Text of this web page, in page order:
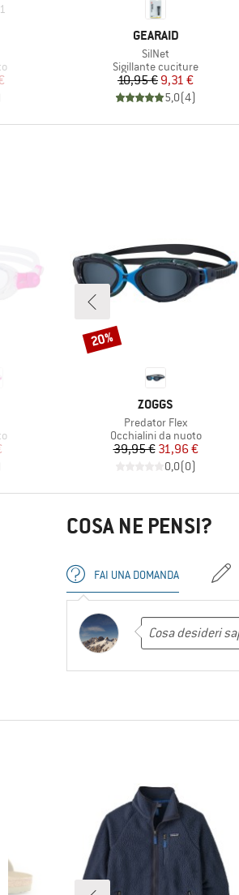
1
MARCHIO
GEARAID
Articolo
SilNet
Gruppo di prodotti
Sigillante cuciture
Prezzo
10,95 €Prezzo ridotto
9,31 €
5,0(4)
MARCHIO
ZOGGS
Articolo
Predator Flex
Gruppo di prodotti
Occhialini da nuoto
Prezzo
39,95 €Prezzo ridotto
31,96 €
0,0(0)
Sconto
20%
COSA NE PENSI?
FAI UNA DOMANDA